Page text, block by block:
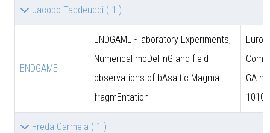
Jacopo Taddeucci ( 1 )
ENDGAME
ENDGAME - laboratory Experiments,
Numerical moDellinG and field
observations of bAsaltic Magma
fragmEntation
GA n.
Freda Carmela ( 1 )